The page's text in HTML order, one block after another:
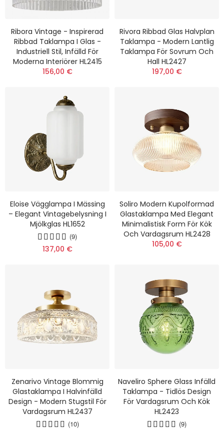
Ribora Vintage - Inspirerad
Ribbad Taklampa I Glas -
Industriell Stil, Infälld För
Moderna Interiörer HL2415
156,00 €
Rivora Ribbad Glas Halvplan
Taklampa - Modern Lantlig
Taklampa För Sovrum Och
Hall HL2427
197,00 €
Eloise Vägglampa I Mässing
– Elegant Vintagebelysning I
Mjölkglas HL1652
(9)
137,00 €
Soliro Modern Kupolformad
Glastaklampa Med Elegant
Minimalistisk Form För Kök
Och Vardagsrum HL2428
105,00 €
Zenarivo Vintage Blommig
Glastaklampa I Halvinfälld
Design - Modern Stugstil För
Vardagsrum HL2437
(10)
Naveliro Sphere Glass Infälld
Taklampa - Tidlös Design
För Vardagsrum Och Kök
HL2423
(9)